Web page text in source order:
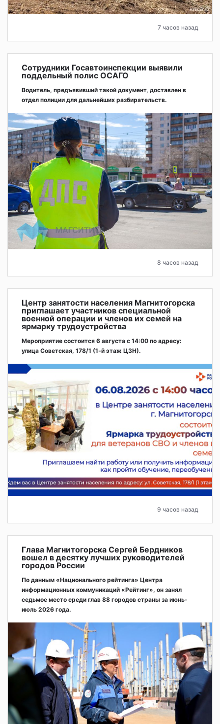
7 часов назад
Сотрудники Госавтоинспекции выявили
поддельный полис ОСАГО
Водитель, предъявивший такой документ, доставлен в
отдел полиции для дальнейших разбирательств.
8 часов назад
Центр занятости населения Магнитогорска
приглашает участников специальной
военной операции и членов их семей на
ярмарку трудоустройства
Мероприятие состоится 6 августа с 14:00 по адресу:
улица Советская, 178/1 (1‑й этаж ЦЗН).
9 часов назад
Глава Магнитогорска Сергей Бердников
вошел в десятку лучших руководителей
городов России
По данным «Национального рейтинга» Центра
информационных коммуникаций «Рейтинг», он занял
седьмое место среди глав 88 городов страны за июнь-
июль 2026 года.